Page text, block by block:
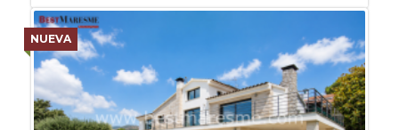
NUEVA